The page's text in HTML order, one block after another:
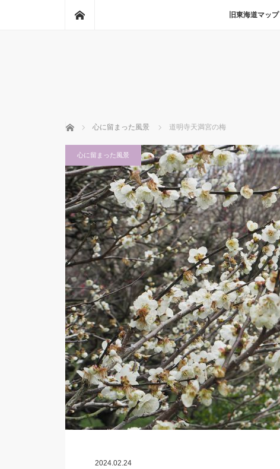
旧東海道マップ
ホーム 心に留まった風景 道明寺天満宮の梅
心に留まった風景
2024.02.24